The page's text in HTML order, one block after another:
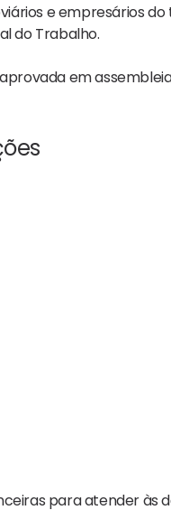
e empresários
do Trabalho.
em
para atender às